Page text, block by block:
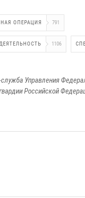
ОПЕРАЦИЯ 791
1106
Управления
Российской